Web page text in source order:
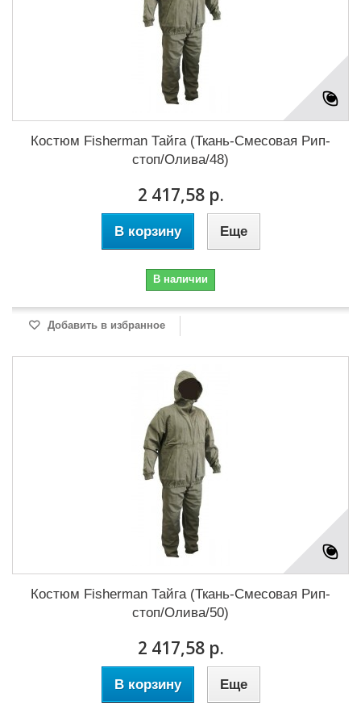
Костюм Fisherman Тайга (Ткань-Смесовая Рип-
стоп/Олива/48)
2 417,58 р.
В корзину Еще
В наличии
Добавить в избранное
Костюм Fisherman Тайга (Ткань-Смесовая Рип-
стоп/Олива/50)
2 417,58 р.
В корзину Еще